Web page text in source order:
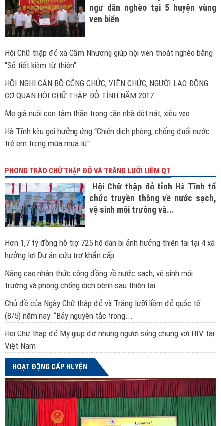
ngư dân nghèo tại 5 huyện vùng
ven biển
Hội Chữ thập đỏ xã Cẩm Nhượng giúp hội viên thoát nghèo bằng
“Sổ tiết kiệm từ thiện”
HỘI NGHỊ CÁN BỘ CÔNG CHỨC, VIÊN CHỨC, NGƯỜI LAO ĐỘNG
CƠ QUAN HỘI CHỮ THẬP ĐỎ TỈNH NĂM 2017
Mẹ già nuôi con tâm thần trong căn nhà dột nát, xiêu vẹo
Hà Tĩnh kêu gọi hưởng ứng “Chiến dịch phòng, chống đuối nước
trẻ em trong mùa mưa lũ”
PHONG TRÀO CHỮ THẬP ĐỎ VÀ TRĂNG LƯỠI LIỀM QT
Hội Chữ thập đỏ tỉnh Hà Tĩnh tổ
chức truyền thông về nước sạch,
vệ sinh môi trường và...
Hơn 1,7 tỷ đồng hỗ trợ 725 hộ dân bị ảnh hưởng thiên tai tại 4 xã
hưởng lợi Dự án cứu trợ khẩn cấp
Nâng cao nhận thức cộng đồng về nước sạch, vệ sinh môi
trường và phòng chống dịch bệnh sau thiên tai
Chủ đề của Ngày Chữ thập đỏ và Trăng lưỡi liềm đỏ quốc tế
(8/5) năm nay: “Bảy nguyên tắc trong...
Hội Chữ thập đỏ Mỹ giúp đỡ những người sống chung với HIV tại
Việt Nam
HOẠT ĐỘNG CẤP HUYỆN